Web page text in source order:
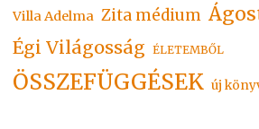
Villa Adelma Zita médium
Égi Világosság ÉLETEMBŐL
ÖSSZEFÜGGÉSEK új